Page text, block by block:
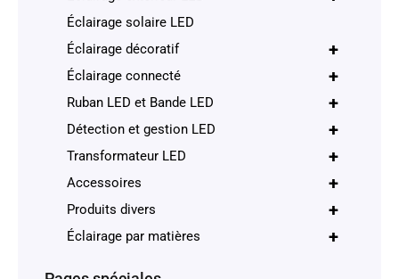
Éclairage solaire LED
+
Éclairage décoratif
+
Éclairage connecté
+
Ruban LED et Bande LED
+
Détection et gestion LED
+
Transformateur LED
+
Accessoires
+
Produits divers
+
Éclairage par matières